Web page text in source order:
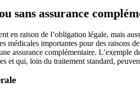
sans assurance
en raison de l’obligation légale, mais
médicales importantes pour des raisons
assurance complémentaire.
et qui, loin du traitement standard,